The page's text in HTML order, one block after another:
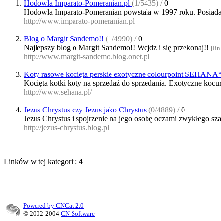
Hodowla Imparato-Pomeranian.pl (1/5435) /0
Hodowla Imparato-Pomeranian powstała w 1997 roku.
http://www.imparato-pomeranian.pl
Blog o Margit Sandemo!! (1/4990) /0
Najlepszy blog o Margit Sandemo!! Wejdz i się przekonaj!!
http://www.margit-sandemo.blog.onet.pl
Koty rasowe kocięta perskie exotyczne colourpoint
Kocięta kotki koty na sprzedaź do sprzedania. Exotyczne
http://www.sehana.pl/
Jezus Chrystus czy Jezus jako Chrystus (0/4889) /0
Jezus Chrystus i spojrzenie na jego osobę oczami zwykłego
http://jezus-chrystus.blog.pl
Linków w tej kategorii: 4
Powered by CNCat 2.0
© 2002-2004 CN-Software